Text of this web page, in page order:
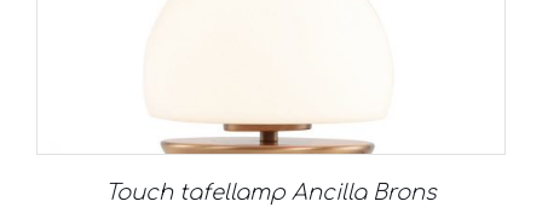
Touch tafellamp Ancilla Brons